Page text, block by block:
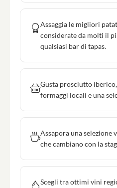
Assaggia le migliori
considerate da molti il
qualsiasi bar di tapas.
Gusta prosciutto
formaggi locali e una
Assapora una selezione
che cambiano con la
Scegli tra ottimi vini